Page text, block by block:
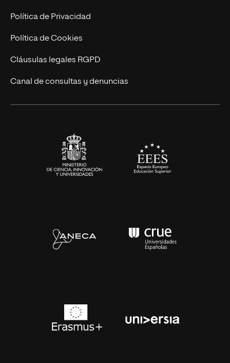
Postgrados
Cursos Universitarios
Trabaja en UNIR
Actualidad
UNIR Revista
Eventos
Política de Privacidad
Política de Cookies
Cláusulas legales RGPD
Canal de consultas y denuncias